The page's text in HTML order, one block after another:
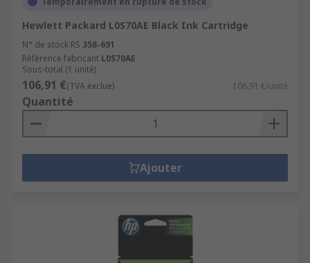
Hewlett Packard L0S70AE Black Ink Cartridge
N° de stock RS 358-691
Référence fabricant L0S70AE
Sous-total (1 unité)
106,91 €(TVA exclue) 106,91 €/unité
Quantité
Ajouter